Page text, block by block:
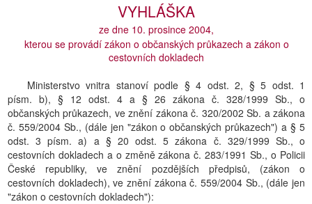
VYHLÁŠKA
ze dne 10. prosince 2004,
kterou se provádí zákon o občanských průkazech a zákon o
cestovních dokladech
Ministerstvo vnitra stanoví podle § 4 odst. 2, § 5 odst. 1
písm. b), § 12 odst. 4 a § 26 zákona č. 328/1999 Sb., o
občanských průkazech, ve znění zákona č. 320/2002 Sb. a zákona
č. 559/2004 Sb., (dále jen "zákon o občanských průkazech") a § 5
odst. 3 písm. a) a § 20 odst. 5 zákona č. 329/1999 Sb., o
cestovních dokladech a o změně zákona č. 283/1991 Sb., o Policii
České republiky, ve znění pozdějších předpisů, (zákon o
cestovních dokladech), ve znění zákona č. 559/2004 Sb., (dále jen
"zákon o cestovních dokladech"):